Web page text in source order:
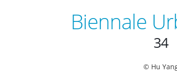
Biennale
34
© Hu